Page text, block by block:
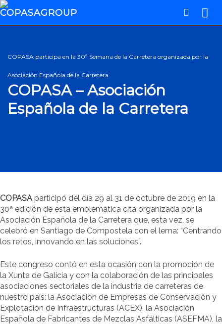
COPASA participa en la 30ª Semana de la Carretera organizada por la
Asociación Española de la Carretera
COPASA – Asociación
Española de la Carretera
COPASAparticipó del día 29 al 31 de octubre de 2019 en la
30ª edición de esta emblemática cita organizada por la
Asociación Española de la Carretera que, esta vez, se
celebró en Santiago de Compostela con el lema: “Centrando
los retos, innovando en las soluciones”.
Este congreso contó en esta ocasión con la promoción de
la Xunta de Galicia y con la colaboración de las principales
asociaciones sectoriales de la industria de carreteras de
nuestro país: la Asociación de Empresas de Conservación y
Explotación de Infraestructuras (ACEX), la Asociación
Española de Fabricantes de Mezclas Asfálticas (ASEFMA), la